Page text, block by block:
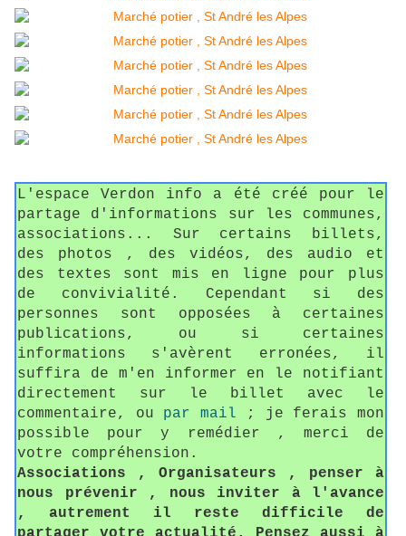
L'espace Verdon info a été créé pour le
partage d'informations sur les communes,
associations... Sur certains billets,
des photos , des vidéos, des audio et
des textes sont mis en ligne pour plus
de convivialité. Cependant si des
personnes sont opposées à certaines
publications, ou si certaines
informations s'avèrent erronées, il
suffira de m'en informer en le notifiant
directement sur le billet avec le
commentaire, ou par mail ; je ferais mon
possible pour y remédier , merci de
votre compréhension.
Associations , Organisateurs , penser à
nous prévenir , nous inviter à l'avance
, autrement il reste difficile de